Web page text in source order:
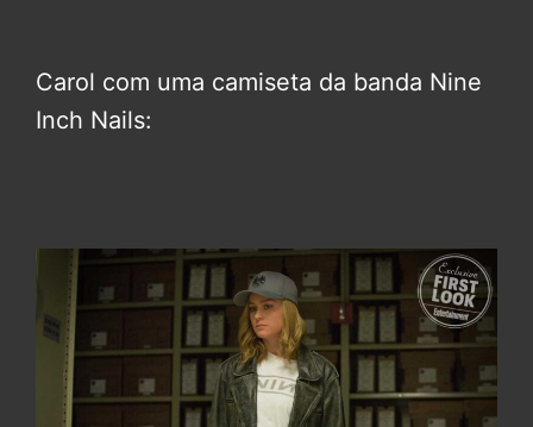
Carol com uma camiseta da banda Nine
Inch Nails: